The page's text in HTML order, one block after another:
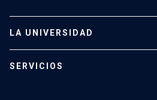
LA UNIVERSIDAD
Investigación
SERVICIOS